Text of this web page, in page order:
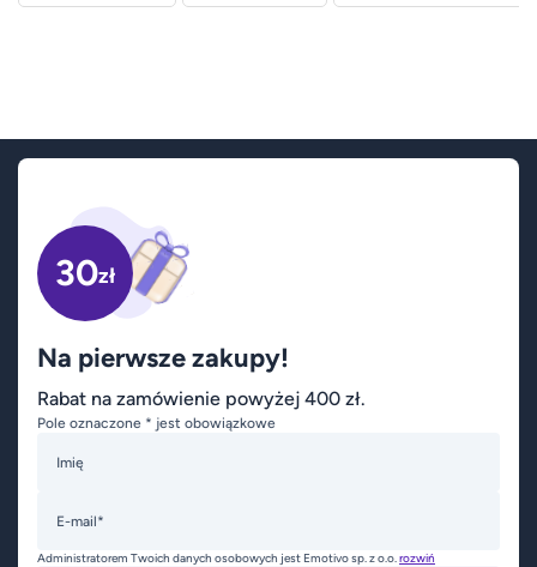
30zł
Na pierwsze zakupy!
Rabat na zamówienie powyżej 400 zł.
Pole oznaczone * jest obowiązkowe
Imię
E-mail*
Administratorem Twoich danych osobowych jest Emotivo sp. z o.o.rozwiń